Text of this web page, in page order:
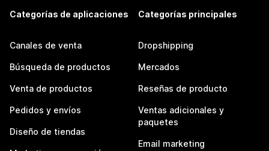
Categorías de aplicaciones
Canales de venta
Búsqueda de productos
Venta de productos
Pedidos y envíos
Diseño de tiendas
Categorías principales
Dropshipping
Mercados
Reseñas de producto
Ventas adicionales y
paquetes
Email marketing